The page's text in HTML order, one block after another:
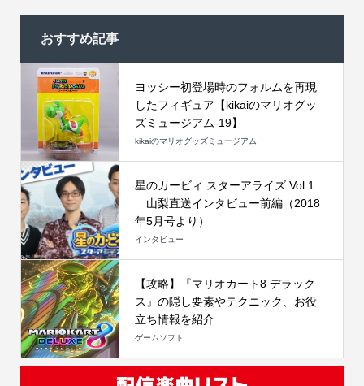
おすすめ記事
ヨッシー初登場時のフォルムを再現
したフィギュア【kikaiのマリオグッ
ズミュージアム-19】
kikaiのマリオグッズミュージアム
星のカービィ スターアライズ Vol.1
山梨直送インタビュー前編（2018
年5月号より）
インタビュー
【攻略】『マリオカート8 デラック
ス』の隠し要素やテクニック、お役
立ち情報を紹介
ゲームソフト